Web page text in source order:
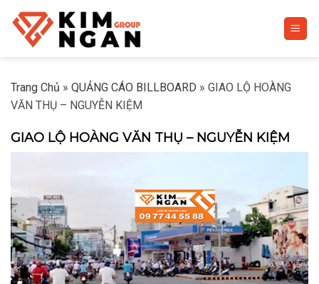
Skip
content
Trang Chủ » QUẢNG CÁO BILLBOARD » GIAO LỘ HOÀNG
VĂN THỤ – NGUYỄN KIỆM
GIAO LỘ HOÀNG VĂN THỤ – NGUYỄN KIỆM